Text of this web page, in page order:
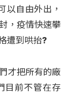
以自由外出，
，疫情快速攀
遭到哄抬?
才把所有的廠
目前不管在存